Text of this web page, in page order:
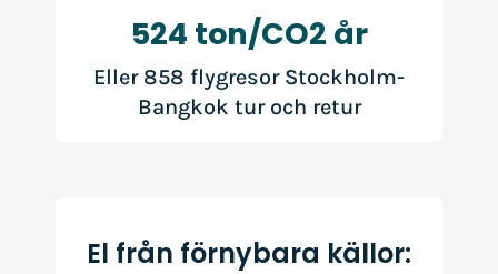
524 ton/CO2 år
Eller 858 flygresor Stockholm-
Bangkok tur och retur
El från förnybara källor: